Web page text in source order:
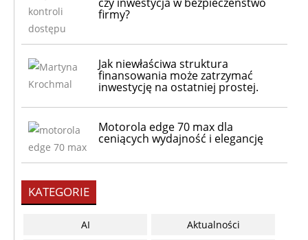
firmy?
Jak niewłaściwa struktura
finansowania może zatrzymać
inwestycję na ostatniej prostej.
Motorola edge 70 max dla
ceniących wydajność i elegancję
KATEGORIE
AI
Aktualności